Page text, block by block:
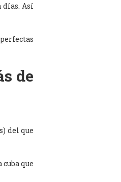
Así
de
del que
que